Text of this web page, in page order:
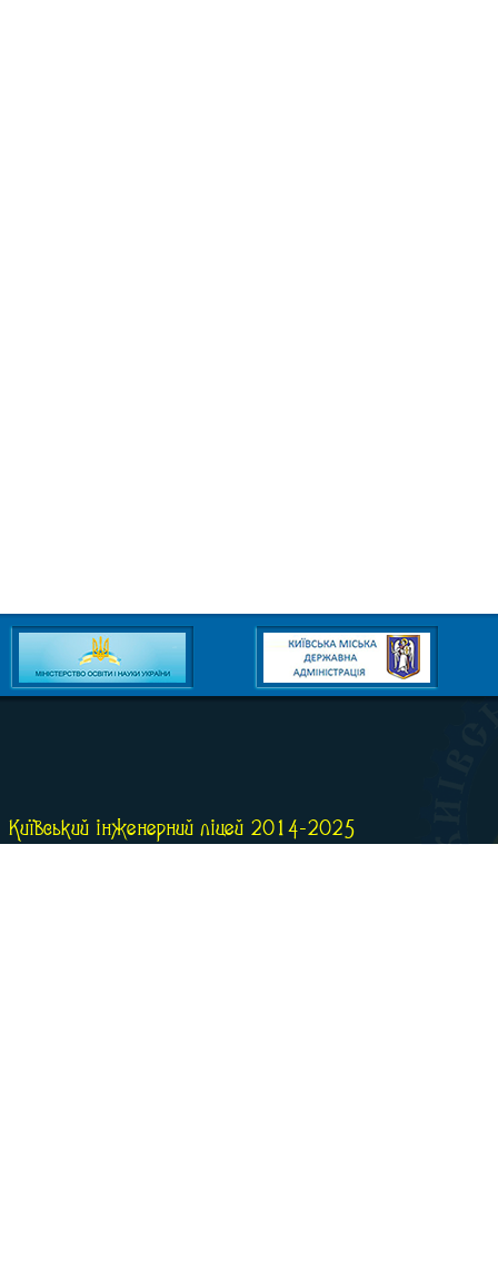
Київський інженерний ліцей 2014-2025